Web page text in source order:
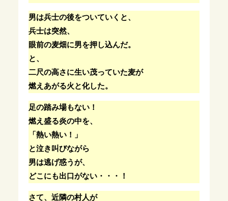
男は兵士の後をついていくと、
兵士は突然、
眼前の麦畑に男を押し込んだ。
と、
二尺の高さに生い茂っていた麦が
燃えあがる火と化した。
足の踏み場もない！
燃え盛る炎の中を、
「熱い熱い！」
と泣き叫びながら
男は逃げ惑うが、
どこにも出口がない・・・！
さて、近隣の村人が